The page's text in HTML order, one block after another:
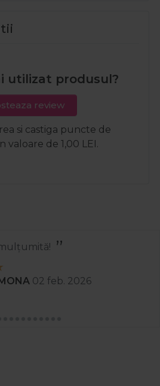
utilizat produsul?
review
si castiga puncte de
valoare de 1,00 LEI.
02 feb. 2026